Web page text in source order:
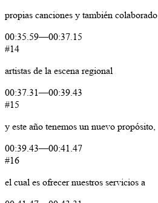
propias canciones y también colaborado
00:35.59—00:37.15
#14
artistas de la escena regional
00:37.31—00:39.43
#15
y este año tenemos un nuevo propósito,
00:39.43—00:41.47
#16
el cual es ofrecer nuestros servicios a